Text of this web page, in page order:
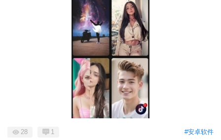
#安卓软件
28 1